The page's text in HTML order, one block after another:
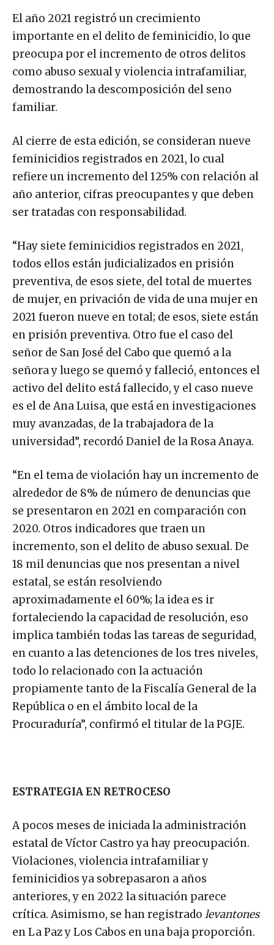
El año 2021 registró un crecimiento
importante en el delito de feminicidio, lo que
preocupa por el incremento de otros delitos
como abuso sexual y violencia intrafamiliar,
demostrando la descomposición del seno
familiar.
Al cierre de esta edición, se consideran nueve
feminicidios registrados en 2021, lo cual
refiere un incremento del 125% con relación al
año anterior, cifras preocupantes y que deben
ser tratadas con responsabilidad.
“Hay siete feminicidios registrados en 2021,
todos ellos están judicializados en prisión
preventiva, de esos siete, del total de muertes
de mujer, en privación de vida de una mujer en
2021 fueron nueve en total; de esos, siete están
en prisión preventiva. Otro fue el caso del
señor de San José del Cabo que quemó a la
señora y luego se quemó y falleció, entonces el
activo del delito está fallecido, y el caso nueve
es el de Ana Luisa, que está en investigaciones
muy avanzadas, de la trabajadora de la
universidad”, recordó Daniel de la Rosa Anaya.
“En el tema de violación hay un incremento de
alrededor de 8% de número de denuncias que
se presentaron en 2021 en comparación con
2020. Otros indicadores que traen un
incremento, son el delito de abuso sexual. De
18 mil denuncias que nos presentan a nivel
estatal, se están resolviendo
aproximadamente el 60%; la idea es ir
fortaleciendo la capacidad de resolución, eso
implica también todas las tareas de seguridad,
en cuanto a las detenciones de los tres niveles,
todo lo relacionado con la actuación
propiamente tanto de la Fiscalía General de la
República o en el ámbito local de la
Procuraduría”, confirmó el titular de la PGJE.
ESTRATEGIA EN RETROCESO
A pocos meses de iniciada la administración
estatal de Víctor Castro ya hay preocupación.
Violaciones, violencia intrafamiliar y
feminicidios ya sobrepasaron a años
anteriores, y en 2022 la situación parece
crítica. Asimismo, se han registrado levantones
en La Paz y Los Cabos en una baja proporción.